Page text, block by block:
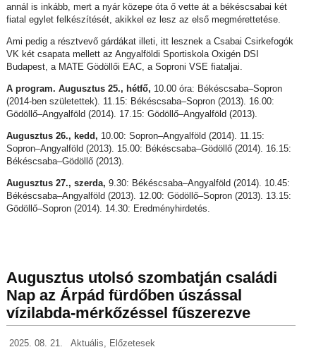
annál is inkább, mert a nyár közepe óta ő vette át a békéscsabai két
fiatal egylet felkészítését, akikkel ez lesz az első megmérettetése.
Ami pedig a résztvevő gárdákat illeti, itt lesznek a Csabai Csirkefogók
VK két csapata mellett az Angyalföldi Sportiskola Oxigén DSI
Budapest, a MATE Gödöllői EAC, a Soproni VSE fiataljai.
A program. Augusztus 25., hétfő, 10.00 óra: Békéscsaba–Sopron
(2014-ben születettek). 11.15: Békéscsaba–Sopron (2013). 16.00:
Gödöllő–Angyalföld (2014). 17.15: Gödöllő–Angyalföld (2013).
Augusztus 26., kedd, 10.00: Sopron–Angyalföld (2014). 11.15:
Sopron–Angyalföld (2013). 15.00: Békéscsaba–Gödöllő (2014). 16.15:
Békéscsaba–Gödöllő (2013).
Augusztus 27., szerda, 9.30: Békéscsaba–Angyalföld (2014). 10.45:
Békéscsaba–Angyalföld (2013). 12.00: Gödöllő–Sopron (2013). 13.15:
Gödöllő–Sopron (2014). 14.30: Eredményhirdetés.
Augusztus utolsó szombatján családi
Nap az Árpád fürdőben úszással
vízilabda-mérkőzéssel fűszerezve
2025. 08. 21. Aktuális Előzetesek